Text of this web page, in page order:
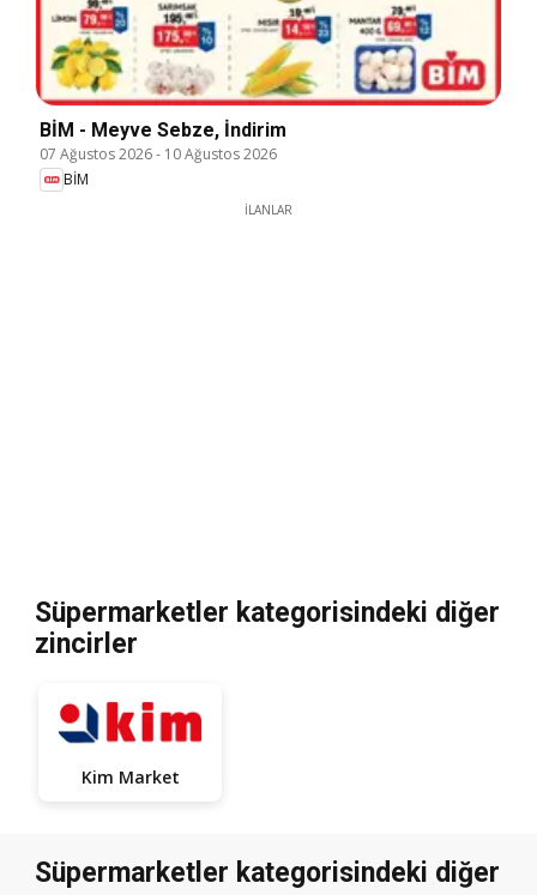
BİM - Meyve Sebze, İndirim
07 Ağustos 2026- 10 Ağustos 2026
BİM
İLANLAR
Süpermarketler kategorisindeki diğer
zincirler
Kim Market
Süpermarketler kategorisindeki diğer